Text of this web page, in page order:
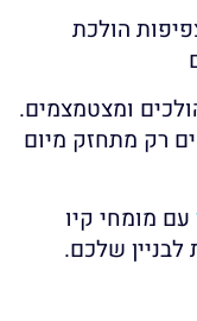
הולכת
ומצטמצמים.
רק מתחזק מיום
עם מומחי קיו
שלכם.